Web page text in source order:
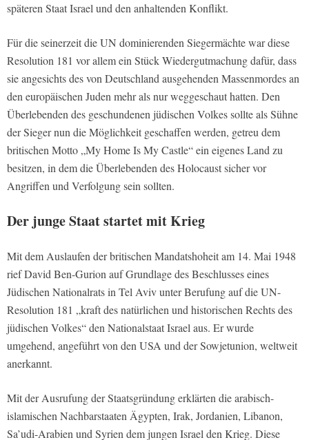
späteren Staat Israel und den anhaltenden Konflikt.
Für die seinerzeit die UN dominierenden Siegermächte war diese
Resolution 181 vor allem ein Stück Wiedergutmachung dafür, dass
sie angesichts des von Deutschland ausgehenden Massenmordes an
den europäischen Juden mehr als nur weggeschaut hatten. Den
Überlebenden des geschundenen jüdischen Volkes sollte als Sühne
der Sieger nun die Möglichkeit geschaffen werden, getreu dem
britischen Motto „My Home Is My Castle“ ein eigenes Land zu
besitzen, in dem die Überlebenden des Holocaust sicher vor
Angriffen und Verfolgung sein sollten.
Der junge Staat startet mit Krieg
Mit dem Auslaufen der britischen Mandatshoheit am 14. Mai 1948
rief David Ben-Gurion auf Grundlage des Beschlusses eines
Jüdischen Nationalrats in Tel Aviv unter Berufung auf die UN-
Resolution 181 „kraft des natürlichen und historischen Rechts des
jüdischen Volkes“ den Nationalstaat Israel aus. Er wurde
umgehend, angeführt von den USA und der Sowjetunion, weltweit
anerkannt.
Mit der Ausrufung der Staatsgründung erklärten die arabisch-
islamischen Nachbarstaaten Ägypten, Irak, Jordanien, Libanon,
Sa’udi-Arabien und Syrien dem jungen Israel den Krieg. Diese